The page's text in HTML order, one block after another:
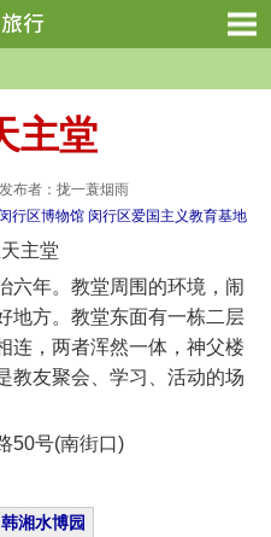
主堂
布者：拢一蓑烟雨
行区博物馆 闵行区爱国主义教育基地
年。教堂周围的环境，闹
地方。教堂东面有一栋二层
连，两者浑然一体，神父楼
教友聚会、学习、活动的场
号(南街口)
湘水博园